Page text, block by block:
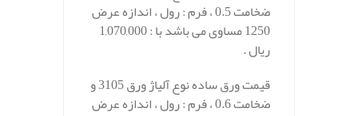
ضخامت 0.5 ، فرم : رول ، اندازه عرض
1250 مساوی می باشد با : 1,070,000
ریال .
قیمت ورق ساده نوع آلیاژ ورق 3105 و
ضخامت 0.6 ، فرم : رول ، اندازه عرض